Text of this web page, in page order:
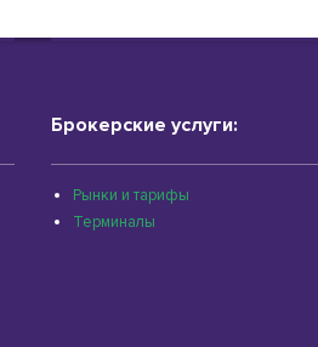
Брокерские услуги:
Рынки и тарифы
Терминалы